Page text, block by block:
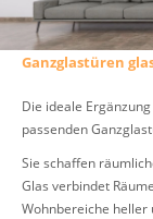
Ganzglastüren
Die ideale
passenden
Sie schaffen
Glas verbindet
Wohnbereiche heller